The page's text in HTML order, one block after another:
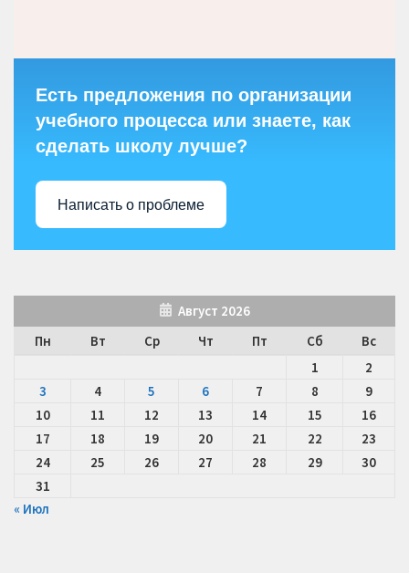
Есть предложения по организации
учебного процесса или знаете, как
сделать школу лучше?
Написать о проблеме
Август 2026
Пн
Вт Ср Чт Пт Сб
Вс
1
2
3
4 5 6 7 8
9
10
11 12 13 14 15
16
17
18 19 20 21 22
23
24
25 26 27 28 29
30
31
« Июл